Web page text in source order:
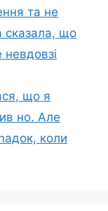
та не
що
що я
но. Але
коли